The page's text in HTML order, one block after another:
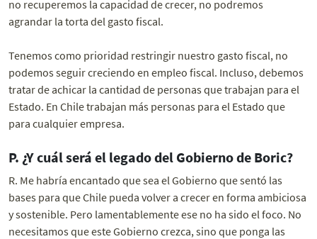
no recuperemos la capacidad de crecer, no podremos
agrandar la torta del gasto fiscal.
Tenemos como prioridad restringir nuestro gasto fiscal, no
podemos seguir creciendo en empleo fiscal. Incluso, debemos
tratar de achicar la cantidad de personas que trabajan para el
Estado. En Chile trabajan más personas para el Estado que
para cualquier empresa.
P. ¿Y cuál será el legado del Gobierno de Boric?
R. Me habría encantado que sea el Gobierno que sentó las
bases para que Chile pueda volver a crecer en forma ambiciosa
y sostenible. Pero lamentablemente ese no ha sido el foco. No
necesitamos que este Gobierno crezca, sino que ponga las